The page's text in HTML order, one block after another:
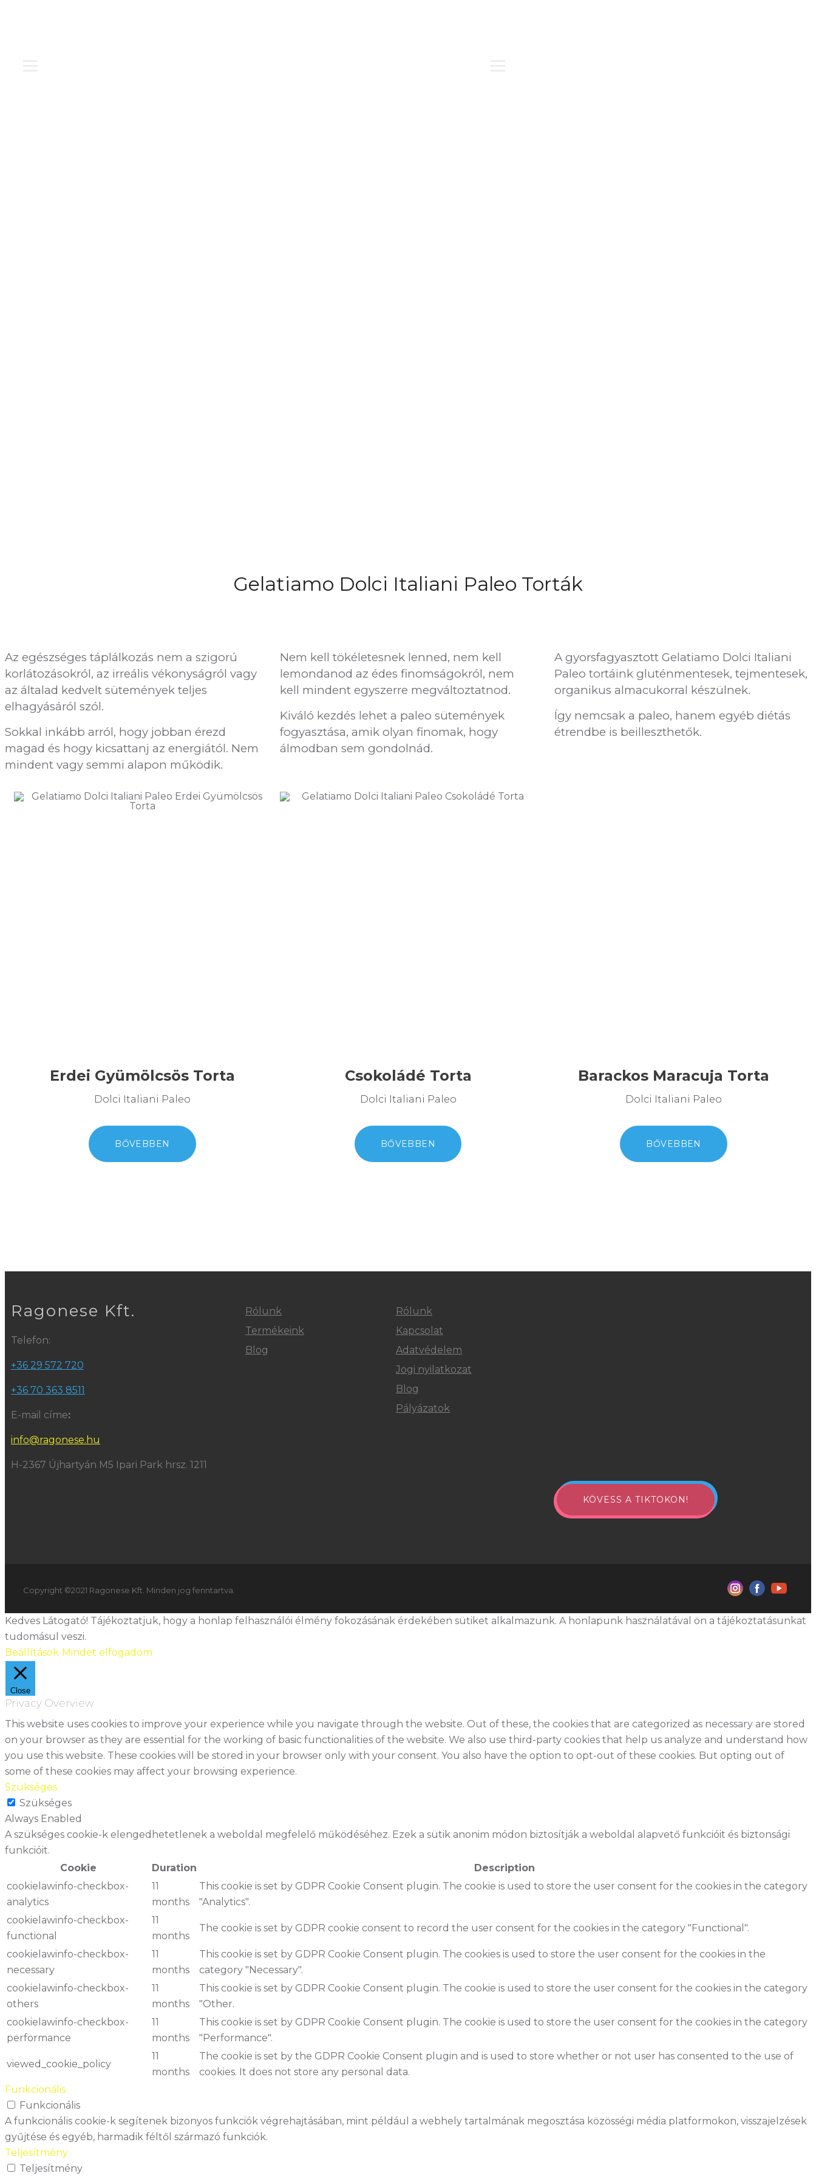
Gelatiamo Dolci Italiani Paleo Torták
Az egészséges táplálkozás nem a szigorú
korlátozásokról, az irreális vékonyságról vagy
az általad kedvelt sütemények teljes
elhagyásáról szól.
Sokkal inkább arról, hogy jobban érezd
magad és hogy kicsattanj az energiától. Nem
mindent vagy semmi alapon működik.
Nem kell tökéletesnek lenned, nem kell
lemondanod az édes finomságokról, nem
kell mindent egyszerre megváltoztatnod.
Kiváló kezdés lehet a paleo sütemények
fogyasztása, amik olyan finomak, hogy
álmodban sem gondolnád.
A gyorsfagyasztott Gelatiamo Dolci Italiani
Paleo tortáink gluténmentesek, tejmentesek,
organikus almacukorral készülnek.
Így nemcsak a paleo, hanem egyéb diétás
étrendbe is beilleszthetők.
Erdei Gyümölcsös Torta
Dolci Italiani Paleo
BŐVEBBEN
Csokoládé Torta
Dolci Italiani Paleo
BŐVEBBEN
Barackos Maracuja Torta
Dolci Italiani Paleo
BŐVEBBEN
Ragonese Kft.
Telefon:
+36 29 572 720
+36 70 363 8511
E-mail címe:
info@ragonese.hu
H-2367 Újhartyán M5 Ipari Park hrsz. 1211
Rólunk
Termékeink
Blog
Rólunk
Kapcsolat
Adatvédelem
Jogi nyilatkozat
Blog
Pályázatok
KÖVESS A TIKTOKON!
Copyright ©2021 Ragonese Kft. Minden jog fenntartva.
Kedves Látogató! Tájékoztatjuk, hogy a honlap felhasználói élmény fokozásának érdekében sütiket alkalmazunk. A honlapunk használatával ön a tájékoztatásunkat
tudomásul veszi.
Beállítások Mindet elfogadom
Close
Privacy Overview
This website uses cookies to improve your experience while you navigate through the website. Out of these, the cookies that are categorized as necessary are stored
on your browser as they are essential for the working of basic functionalities of the website. We also use third-party cookies that help us analyze and understand how
you use this website. These cookies will be stored in your browser only with your consent. You also have the option to opt-out of these cookies. But opting out of
some of these cookies may affect your browsing experience.
Szükséges
Szükséges
Always Enabled
A szükséges cookie-k elengedhetetlenek a weboldal megfelelő működéséhez. Ezek a sütik anonim módon biztosítják a weboldal alapvető funkcióit és biztonsági
funkcióit.
Cookie
Duration
Description
cookielawinfo-checkbox-
analytics
11
months
This cookie is set by GDPR Cookie Consent plugin. The cookie is used to store the user consent for the cookies in the category
"Analytics".
cookielawinfo-checkbox-
functional
11
months
The cookie is set by GDPR cookie consent to record the user consent for the cookies in the category "Functional".
cookielawinfo-checkbox-
necessary
11
months
This cookie is set by GDPR Cookie Consent plugin. The cookies is used to store the user consent for the cookies in the
category "Necessary".
cookielawinfo-checkbox-
others
11
months
This cookie is set by GDPR Cookie Consent plugin. The cookie is used to store the user consent for the cookies in the category
"Other.
cookielawinfo-checkbox-
performance
11
months
This cookie is set by GDPR Cookie Consent plugin. The cookie is used to store the user consent for the cookies in the category
"Performance".
viewed_cookie_policy
11
months
The cookie is set by the GDPR Cookie Consent plugin and is used to store whether or not user has consented to the use of
cookies. It does not store any personal data.
Funkcionális
Funkcionális
A funkcionális cookie-k segítenek bizonyos funkciók végrehajtásában, mint például a webhely tartalmának megosztása közösségi média platformokon, visszajelzések
gyűjtése és egyéb, harmadik féltől származó funkciók.
Teljesítmény
Teljesítmény